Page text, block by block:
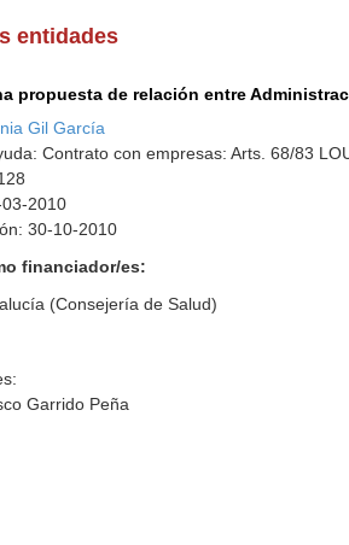
entidades
propuesta de relación entre
Gil García
Contrato con empresas: Arts. 68/83
2010
30-10-2010
financiador/es:
(Consejería de Salud)
Garrido Peña